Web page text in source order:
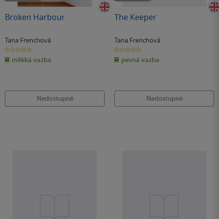
Broken Harbour
Tana Frenchová
0.0
z
5
hvězdiček
měkká vazba
Nedostupné
The Keeper
Tana Frenchová
0.0
z
5
hvězdiček
pevná vazba
Nedostupné